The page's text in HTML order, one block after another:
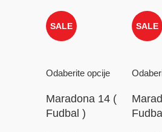
SALE
Odaberite opcije
Maradona 14 (
Fudbal )
SALE